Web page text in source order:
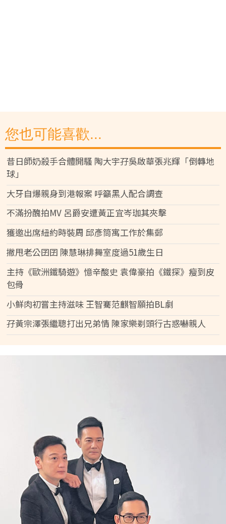
您也可能喜歡...
昔日師奶殺手合體開騷 陶大宇孖吳啟華張兆輝「倒轉地
球」
大牙自爆親身到港報案 呼籲黑人配合調查
不滿扮醜拍MV 呂爵安遭黃正宜岑珈其夾擊
獲邀出席紐約時裝周 邱彥筒寓工作於集郵
撇甩老公囝囝 陳慧琳排舞室度過51歲生日
主持《歐洲鐵騎遊》憶辛酸史 袁偉豪拍《鐵探》瘦到皮
包骨
小鮮肉初嘗主持滋味 王智騫范麒智願拍BL劇
孖黃宗澤張繼聰打出兄弟情 陳家樂剃頭行古惑嚇親人